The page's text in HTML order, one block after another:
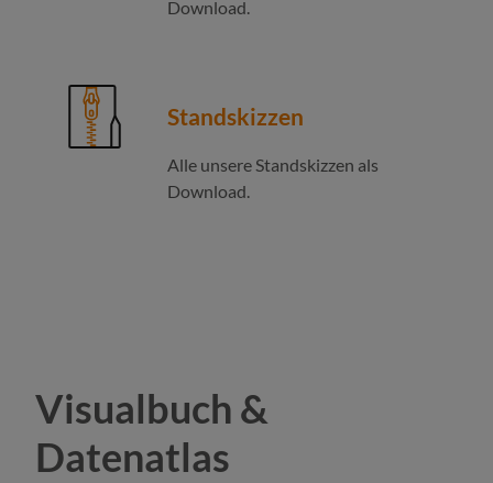
Download.
Standskizzen
Alle unsere Standskizzen als
Download.
Visualbuch &
Datenatlas